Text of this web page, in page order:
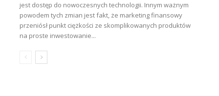
jest dostęp do nowoczesnych technologii. Innym ważnym
powodem tych zmian jest fakt, że marketing finansowy
przeniósł punkt ciężkości ze skomplikowanych produktów
na proste inwestowanie...